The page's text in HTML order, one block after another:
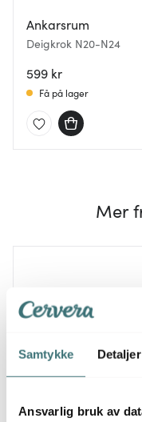
Samtykke Detaljer
Ansvarlig bruk av
Ankarsrum
Deigkrok N20-N24
599 kr
Få på lager
Mer
Ankarsrum